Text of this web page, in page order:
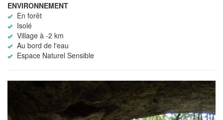
ENVIRONNEMENT
En forêt
Isolé
Village à -2 km
Au bord de l'eau
Espace Naturel Sensible